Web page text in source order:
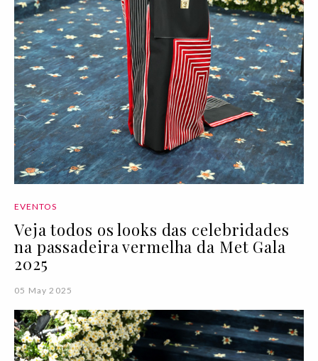
EVENTOS
Veja todos os looks das celebridades
na passadeira vermelha da Met Gala
2025
05 May 2025